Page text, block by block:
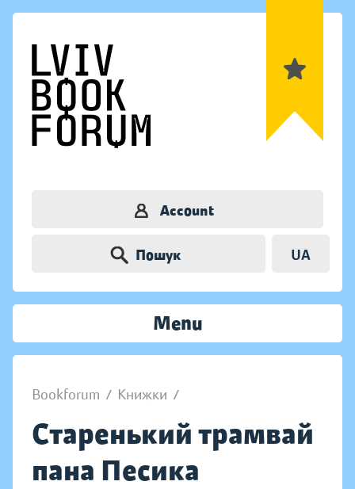
Account
Пошук UA
Menu
Bookforum / Книжки /
Старенький трамвай
пана Песика